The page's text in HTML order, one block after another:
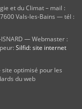
et du Climat – mail :
Vals-les-Bains — tél :
— Webmaster :
Silfid: site internet
optimisé pour les
du web